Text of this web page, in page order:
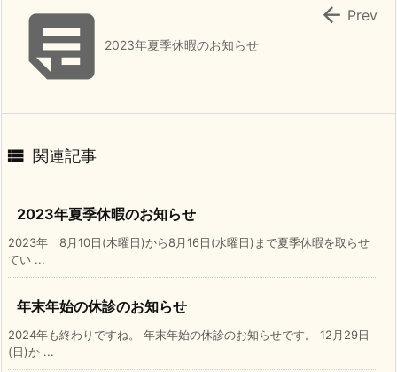
2023年夏季休暇のお知らせ
 Prev
 関連記事
2023年夏季休暇のお知らせ
2023年 8月10日(木曜日)から8月16日(水曜日)まで夏季休暇を取らせ
てい ...
年末年始の休診のお知らせ
2024年も終わりですね。 年末年始の休診のお知らせです。 12月29日
(日)か ...